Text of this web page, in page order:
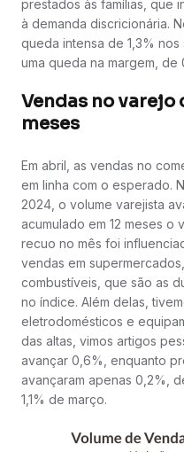
prestados às famílias, que
à demanda discricionária.
queda intensa de 1,3%
uma queda na margem,
Vendas no varejo
meses
Em abril, as vendas no
em linha com o esperado.
2024, o volume varejista
acumulado em 12 meses o
recuo no mês foi
vendas em
combustíveis, que são as
no índice. Além delas,
eletrodomésticos e
das altas, vimos artigos
avançar 0,6%, enquanto
avançaram apenas 0,2%,
1,1% de março.